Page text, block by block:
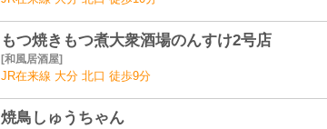
もつ焼きもつ煮大衆酒場のんすけ2号店
和風居酒屋
JR在来線 大分 北口 徒歩9分
焼鳥しゅうちゃん